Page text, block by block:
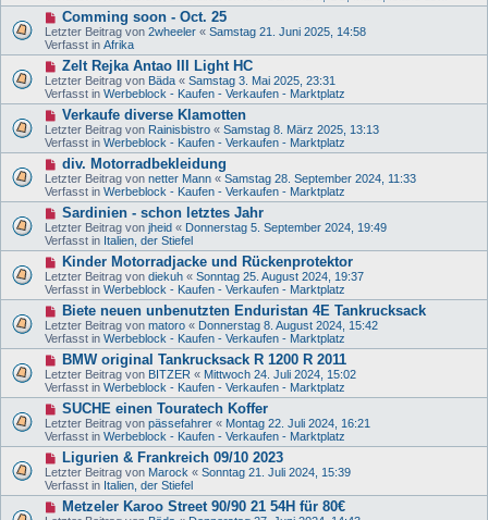
g
i
r
a
g
e
B
e
i
r
a
g
N
e
u
e
B
e
i
r
a
g
Comming soon - Oct. 25
Letzter Beitrag von 2wheeler « Samstag 21. Juni 2025, 14:58
Verfasst in Afrika
N
e
u
e
B
e
i
r
a
g
Zelt Rejka Antao III Light HC
Letzter Beitrag von Bäda « Samstag 3. Mai 2025, 23:31
Verfasst in Werbeblock - Kaufen - Verkaufen - Marktplatz
N
e
u
e
B
e
i
r
a
g
Verkaufe diverse Klamotten
Letzter Beitrag von Rainisbistro « Samstag 8. März 2025, 13:13
Verfasst in Werbeblock - Kaufen - Verkaufen - Marktplatz
N
e
u
e
B
e
i
r
a
g
div. Motorradbekleidung
Letzter Beitrag von netter Mann « Samstag 28. September 2024, 11:33
Verfasst in Werbeblock - Kaufen - Verkaufen - Marktplatz
N
e
u
e
B
e
i
r
a
g
Sardinien - schon letztes Jahr
Letzter Beitrag von jheid « Donnerstag 5. September 2024, 19:49
Verfasst in Italien, der Stiefel
N
e
u
e
B
e
i
r
a
g
Kinder Motorradjacke und Rückenprotektor
Letzter Beitrag von diekuh « Sonntag 25. August 2024, 19:37
Verfasst in Werbeblock - Kaufen - Verkaufen - Marktplatz
N
e
u
e
B
e
i
r
a
g
Biete neuen unbenutzten Enduristan 4E Tankrucksack
Letzter Beitrag von matoro « Donnerstag 8. August 2024, 15:42
Verfasst in Werbeblock - Kaufen - Verkaufen - Marktplatz
N
e
u
e
B
e
i
r
a
g
BMW original Tankrucksack R 1200 R 2011
Letzter Beitrag von BITZER « Mittwoch 24. Juli 2024, 15:02
Verfasst in Werbeblock - Kaufen - Verkaufen - Marktplatz
N
e
u
e
B
e
i
SUCHE einen Touratech Koffer
Letzter Beitrag von pässefahrer « Montag 22. Juli 2024, 16:21
Verfasst in Werbeblock - Kaufen - Verkaufen - Marktplatz
N
e
u
e
Ligurien & Frankreich 09/10 2023
Letzter Beitrag von Marock « Sonntag 21. Juli 2024, 15:39
Verfasst in Italien, der Stiefel
N
e
Metzeler Karoo Street 90/90 21 54H für 80€